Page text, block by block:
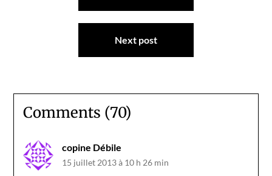
Next post
Comments (70)
copine Débile
15 juillet 2013 à 10 h 26 min